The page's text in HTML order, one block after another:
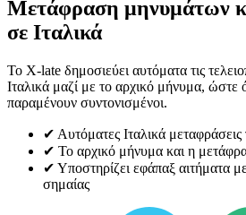
Μετάφραση μηνυμάτων
σε Ιταλικά
Το X-late δημοσιεύει αυτόματα τις
Ιταλικά μαζί με το αρχικό μήνυμα, ώστε
παραμένουν συντονισμένοι.
✔ Αυτόματες Ιταλικά
✔ Το αρχικό μήνυμα και η
✔ Υποστηρίζει εφάπαξ αιτήματα
σημαίας